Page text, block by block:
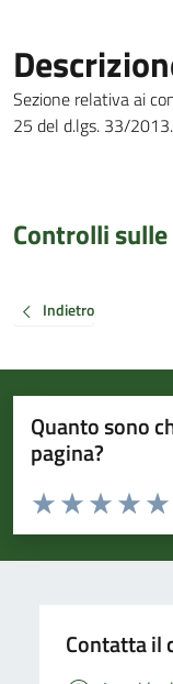
Sezione relativa ai
25 del d.lgs. 33/2013.
Controlli
Indietro
Quanto sono
pagina?
Valuta da 1 a 5 stelle la
Valuta
Valuta 3
Valuta 2 stelle
Valuta 1 stelle su 5
Contatta il